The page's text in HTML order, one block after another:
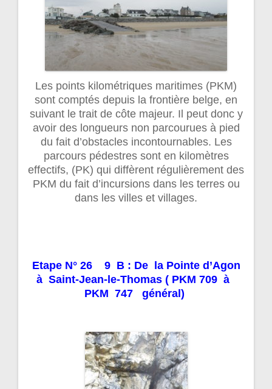
Les points kilométriques maritimes (PKM)
sont comptés depuis la frontière belge, en
suivant le trait de côte majeur. Il peut donc y
avoir des longueurs non parcourues à pied
du fait d’obstacles incontournables. Les
parcours pédestres sont en kilomètres
effectifs, (PK) qui diffèrent régulièrement des
PKM du fait d’incursions dans les terres ou
dans les villes et villages.
Etape N° 26 9 B : De la Pointe d’Agon
à Saint-Jean-le-Thomas ( PKM 709 à
PKM 747 général)